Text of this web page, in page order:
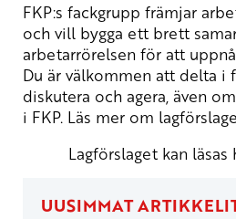
FKP:s fackgrupp främjar
och vill bygga ett brett
arbetarrörelsen för att
Du är välkommen att delta i
diskutera och agera, även
i FKP. Läs mer om
Lagförslaget kan läsas
UUSIMMAT